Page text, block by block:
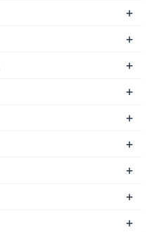
+
+
+
+
+
+
+
+
+